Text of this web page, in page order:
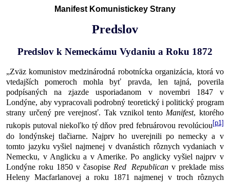
Manifest Komunistickey Strany
Predslov
Predslov k Nemeckámu Vydaniu a Roku 1872
„Zväz komunistov medzinárodná robotnícka organizácia, ktorá vo
vtedajších pomeroch mohla byť pravda, len tajná, poverila
podpísaných na zjazde usporiadanom v novembri 1847 v
Londýne, aby vypracovali podrobný teoretický i politický program
strany určený pre verejnosť. Tak vznikol tento Manifest, ktorého
rukopis putoval niekoľko tý dňov pred februárovou revolúciou[p1]
do londýnskej tlačiarne. Najprv ho uverejnili po nemecky a v
tomto jazyku vyšiel najmenej v dvanástich rôznych vydaniach v
Nemecku, v Anglicku a v Amerike. Po anglicky vyšiel najprv v
Londýne roku 1850 v časopise Red Republicanv preklade miss
Heleny Macfarlanovej a roku 1871 najmenej v troch rôznych